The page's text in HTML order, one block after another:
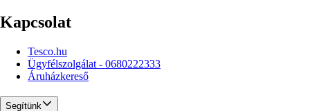
Kapcsolat
Tesco.hu
Ügyfélszolgálat - 0680222333
Áruházkereső
Segítünk